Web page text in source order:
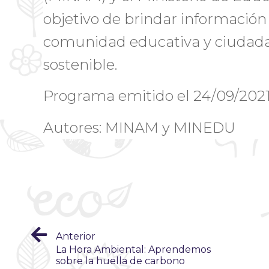
objetivo de brindar información
comunidad educativa y
sostenible.
Programa emitido el 24/09/
Autores: MINAM y MINEDU
Anterior
La Hora Ambiental: Aprendemos
sobre la huella de carbono